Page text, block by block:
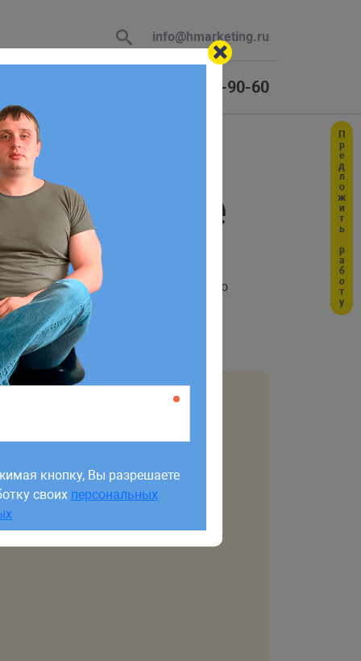
info@hmarketing.ru
+7 (925) 464-90-60
в Vue
как ID юзера в URL? Для этого
ответ
с учетом
кнопку, Вы разрешаете
Предложить работу
кнопку, Вы разрешаете
своих персональных